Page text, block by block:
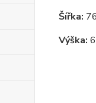
Šířka:
Výška: